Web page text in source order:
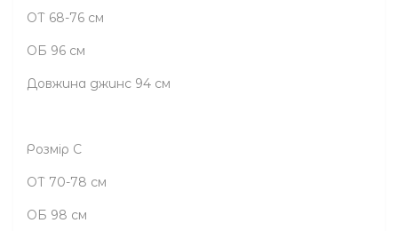
ОТ 68-76 см
ОБ 96 см
Довжина джинс 94 см
Розмір С
ОТ 70-78 см
ОБ 98 см